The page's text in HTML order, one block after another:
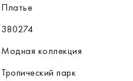
Платье
380274
Модная коллекция
Тропический парк